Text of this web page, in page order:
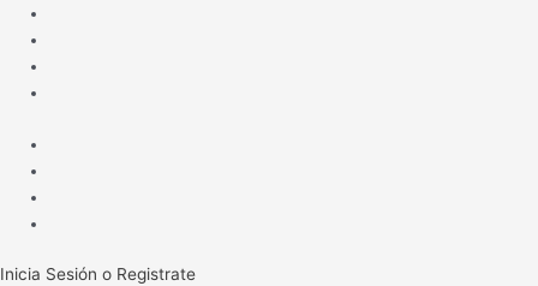
contenido
Inicia Sesión o Registrate